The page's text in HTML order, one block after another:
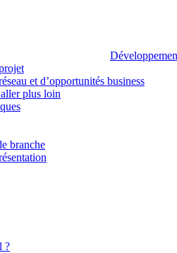
et d’opportunités business
plus loin
branche
?